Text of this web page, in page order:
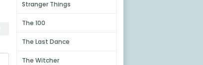
Stranger Things
The 100
The Last Dance
The Witcher